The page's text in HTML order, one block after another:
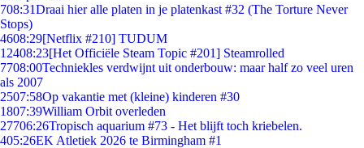
708:31Draai hier alle platen in je platenkast #32 (The Torture Never
Stops)
4608:29[Netflix #210] TUDUM
12408:23[Het Officiële Steam Topic #201] Steamrolled
7708:00Techniekles verdwijnt uit onderbouw: maar half zo veel uren
als 2007
2507:58Op vakantie met (kleine) kinderen #30
1807:39William Orbit overleden
27706:26Tropisch aquarium #73 - Het blijft toch kriebelen.
405:26EK Atletiek 2026 te Birmingham #1